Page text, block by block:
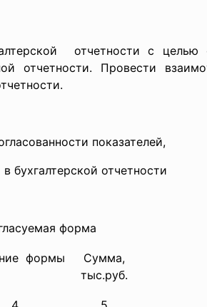
отчетности с
отчетности. Провести
показателей,
бухгалтерской отчетности
форма
формы
Сумма,
тыс.руб.